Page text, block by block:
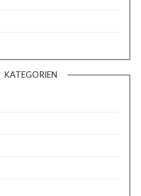
KATEGORIEN